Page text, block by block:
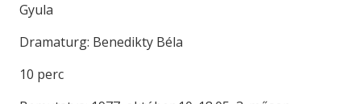
Gyula
Dramaturg: Benedikty Béla
10 perc